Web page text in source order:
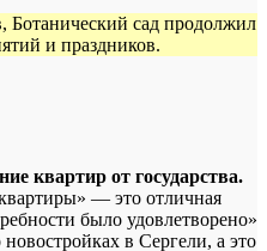
Ботанический сад продолжил
и праздников.
квартир от государства.
— это отличная
было удовлетворено»
в Сергели, а это